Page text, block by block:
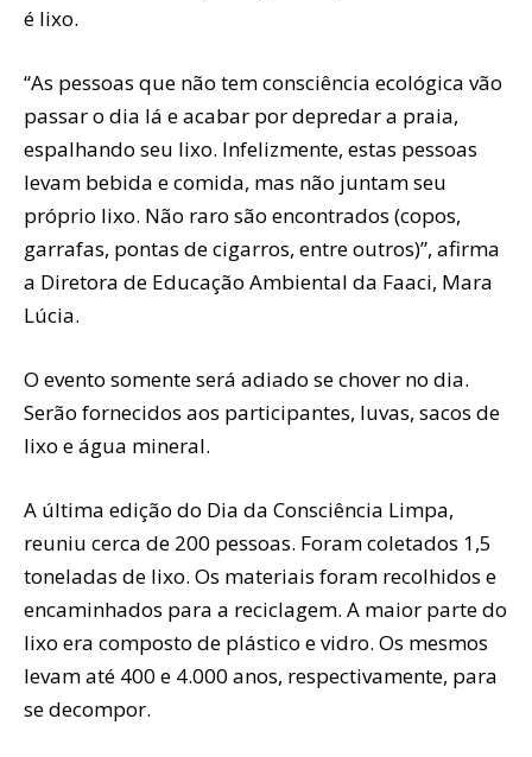
é lixo.
“As pessoas que não tem consciência ecológica vão
passar o dia lá e acabar por depredar a praia,
espalhando seu lixo. Infelizmente, estas pessoas
levam bebida e comida, mas não juntam seu
próprio lixo. Não raro são encontrados (copos,
garrafas, pontas de cigarros, entre outros)”, afirma
a Diretora de Educação Ambiental da Faaci, Mara
Lúcia.
O evento somente será adiado se chover no dia.
Serão fornecidos aos participantes, luvas, sacos de
lixo e água mineral.
A última edição do Dia da Consciência Limpa,
reuniu cerca de 200 pessoas. Foram coletados 1,5
toneladas de lixo. Os materiais foram recolhidos e
encaminhados para a reciclagem. A maior parte do
lixo era composto de plástico e vidro. Os mesmos
levam até 400 e 4.000 anos, respectivamente, para
se decompor.